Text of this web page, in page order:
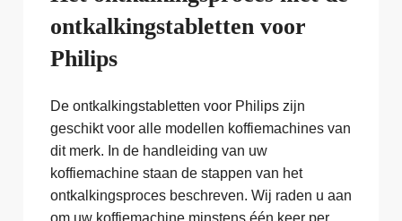
ontkalkingstabletten voor
Philips
De ontkalkingstabletten voor Philips zijn
geschikt voor alle modellen koffiemachines van
dit merk. In de handleiding van uw
koffiemachine staan de stappen van het
ontkalkingsproces beschreven. Wij raden u aan